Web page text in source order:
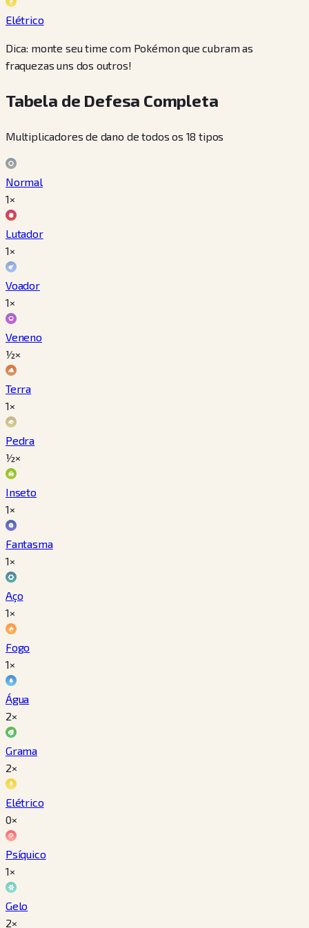
Elétrico
Dica: monte seu time com Pokémon que cubram as
fraquezas uns dos outros!
Tabela de Defesa Completa
Multiplicadores de dano de todos os 18 tipos
Normal
1×
Lutador
1×
Voador
1×
Veneno
½×
Terra
1×
Pedra
½×
Inseto
1×
Fantasma
1×
Aço
1×
Fogo
1×
Água
2×
Grama
2×
Elétrico
0×
Psíquico
1×
Gelo
2×